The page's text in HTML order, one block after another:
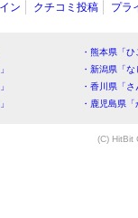
ン クチコミ投稿 プラ
・熊本県「
・新潟県「
・香川県「
・鹿児島県
(C) HitBit